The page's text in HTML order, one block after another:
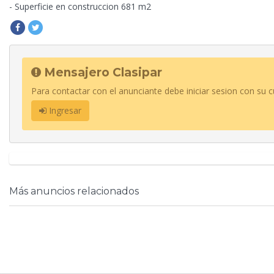
- Superficie en construccion 681 m2
Mensajero Clasipar
Para contactar con el anunciante debe iniciar sesion con su
Ingresar
Más anuncios relacionados